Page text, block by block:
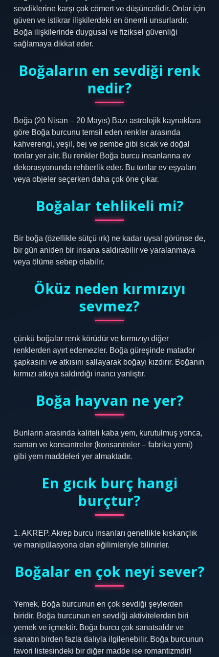
sevdiklerine karşı çok cömert ve düşüncelidir. Onlar için
güven ve istikrar ilişkilerdeki en önemli unsurlardır.
Boğa ilişkilerinde duygusal ve fiziksel güvenliği
sağlamaya dikkat eder.
Boğaların en sevdiği renk
nedir?
Boğa (20 Nisan – 20 Mayıs) Bazı astrolojik kaynaklara
göre Boğa burcunu temsil eden renkler arasında
kahverengi, yeşil, bej ve pembe gibi sıcak ve doğal
tonlar yer alır. Bu renkler Boğa burcu insanlarına ev
dekorasyonunda rehberlik eder. Bu tonlar ev eşyaları
veya objeler seçerken daha çok öne çıkar.
Boğalar tehlikeli mi?
Bir boğa (özellikle sütçü ırk) ne kadar uysal görünse de,
bir gün aniden bir insana saldırabilir ve yaralanmaya
veya ölüme sebep olabilir.
Öküz neden kırmızıyı
sevmez?
çünkü boğalar renk körüdür ve kırmızıyı diğer
renklerden ayırt edemezler. Boğa güreşinde matador
şapkasını ve atkısını sallayarak boğayı kızdırır. Boğanın
kırmızı atkıya saldırdığı inancı yanlıştır.
Boğa hayvan ne yer?
Bunların arasında kaliteli kaba yem, kurutulmuş yonca,
saman ve konsantreler (konsantreler – fabrika yemi)
gibi yem maddeleri yer almaktadır.
En gıcık burç hangi
burçtur?
1. AKREP. Akrep burcu insanları genellikle kıskançlık
ve manipülasyona olan eğilimleriyle bilinirler.
Boğalar en çok neyi sever?
Yemek, Boğa burcunun en çok sevdiği şeylerden
biridir. Boğa burcunun en sevdiği aktivitelerden biri
yemek ve içmektir. Boğa burcu çok sanatsaldır ve
sanatın birden fazla dalıyla ilgilenebilir. Boğa burcunun
favori listesindeki bir diğer madde ise romantizmdir!